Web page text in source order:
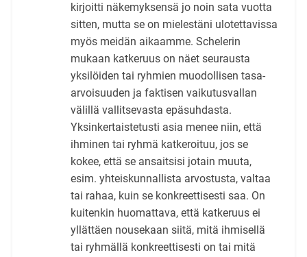
kirjoitti näkemyksensä jo noin sata vuotta
sitten, mutta se on mielestäni ulotettavissa
myös meidän aikaamme. Schelerin
mukaan katkeruus on näet seurausta
yksilöiden tai ryhmien muodollisen tasa-
arvoisuuden ja faktisen vaikutusvallan
välillä vallitsevasta epäsuhdasta.
Yksinkertaistetusti asia menee niin, että
ihminen tai ryhmä katkeroituu, jos se
kokee, että se ansaitsisi jotain muuta,
esim. yhteiskunnallista arvostusta, valtaa
tai rahaa, kuin se konkreettisesti saa. On
kuitenkin huomattava, että katkeruus ei
yllättäen nousekaan siitä, mitä ihmisellä
tai ryhmällä konkreettisesti on tai mitä